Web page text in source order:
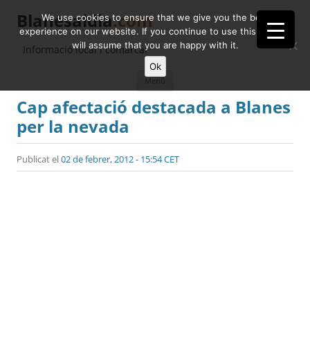
Blanesaldia.com
Informació local i comarcal
contingut
Cap afectació destacada a Blanes
per la nevada
Publicat el02 de febrer, 2012 - 15:54 CET
We use cookies to ensure that we give you the best
experience on our website. If you continue to use this site we
will assume that you are happy with it.
Ok